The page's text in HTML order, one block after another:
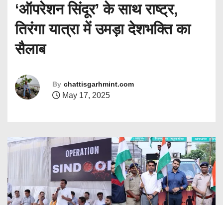
‘ऑपरेशन सिंदूर’ के साथ राष्ट्र,
तिरंगा यात्रा में उमड़ा देशभक्ति का
सैलाब
By chattisgarhmint.com
May 17, 2025